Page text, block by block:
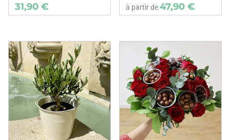
31,90 € à partir de47,90 €